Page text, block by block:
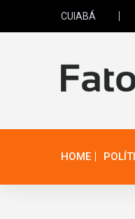
CUIABÁ
HOME